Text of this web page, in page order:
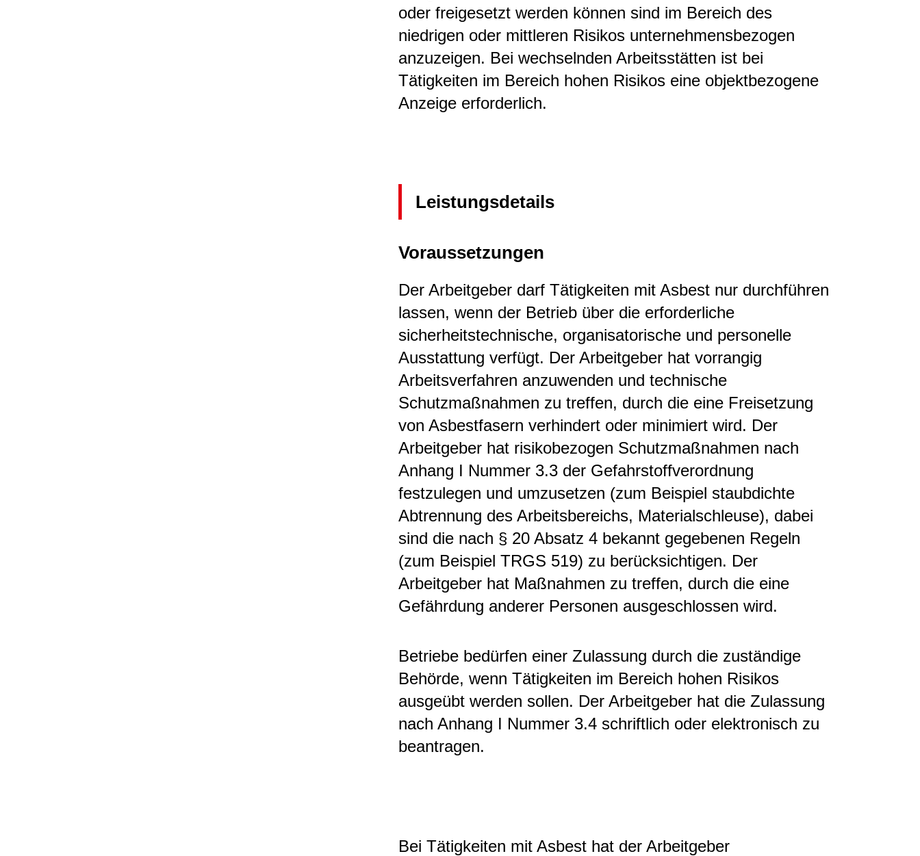
oder freigesetzt werden können sind im Bereich des
niedrigen oder mittleren Risikos unternehmensbezogen
anzuzeigen. Bei wechselnden Arbeitsstätten ist bei
Tätigkeiten im Bereich hohen Risikos eine objektbezogene
Anzeige erforderlich.
Leistungsdetails
Voraussetzungen
Der Arbeitgeber darf Tätigkeiten mit Asbest nur durchführen
lassen, wenn der Betrieb über die erforderliche
sicherheitstechnische, organisatorische und personelle
Ausstattung verfügt. Der Arbeitgeber hat vorrangig
Arbeitsverfahren anzuwenden und technische
Schutzmaßnahmen zu treffen, durch die eine Freisetzung
von Asbestfasern verhindert oder minimiert wird. Der
Arbeitgeber hat risikobezogen Schutzmaßnahmen nach
Anhang I Nummer 3.3 der Gefahrstoffverordnung
festzulegen und umzusetzen (zum Beispiel staubdichte
Abtrennung des Arbeitsbereichs, Materialschleuse), dabei
sind die nach § 20 Absatz 4 bekannt gegebenen Regeln
(zum Beispiel TRGS 519) zu berücksichtigen. Der
Arbeitgeber hat Maßnahmen zu treffen, durch die eine
Gefährdung anderer Personen ausgeschlossen wird.
Betriebe bedürfen einer Zulassung durch die zuständige
Behörde, wenn Tätigkeiten im Bereich hohen Risikos
ausgeübt werden sollen. Der Arbeitgeber hat die Zulassung
nach Anhang I Nummer 3.4 schriftlich oder elektronisch zu
beantragen.
Bei Tätigkeiten mit Asbest hat der Arbeitgeber